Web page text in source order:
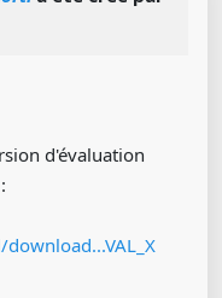
d'évaluation